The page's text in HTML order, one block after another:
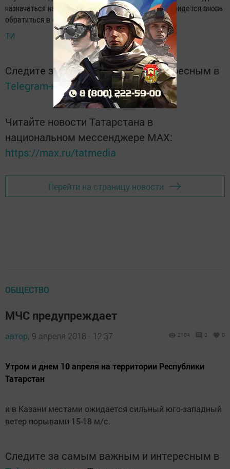
назначаться на срок один год. Для ее продления придется вновь
обратиться в органы соцзащиты.
ТИ
Следите за самым важным и интересным в
Telegram-канале Татмедиа
Читайте новости Татарстана в
национальном мессенджере MАХ:
https://max.ru/tatmedia
Перейти на страницу новости
ОБЩЕСТВО
МЧС предупреждает
автор, 9 апреля 2018 - 12:37 2104 0 0
Утром и днем 10 апреля на территории Республики
Татарстан
и в Казани местами ожидается сильный юго-западный
ветер порывами 15-18 м/с.
Следите за самым важным и интересным в